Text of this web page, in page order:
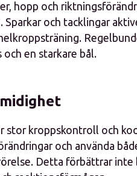
hopp och
och tacklingar
en starkare bål.
kroppskontroll och
och använda
Detta förbättrar inte